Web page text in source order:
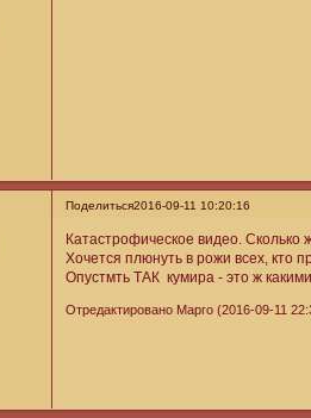
Поделиться2016-09-11 10:20:16
Катастрофическое видео. Сколько
Хочется плюнуть в рожи всех, кто
Опустмть ТАК кумира - это ж
Отредактировано Марго (2016-09-11